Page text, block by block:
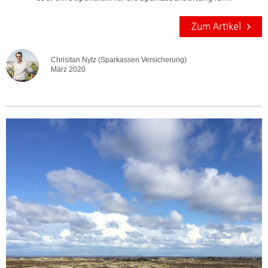
Zum Artikel
Chrisitan Nytz (Sparkassen Versicherung)
März 2020